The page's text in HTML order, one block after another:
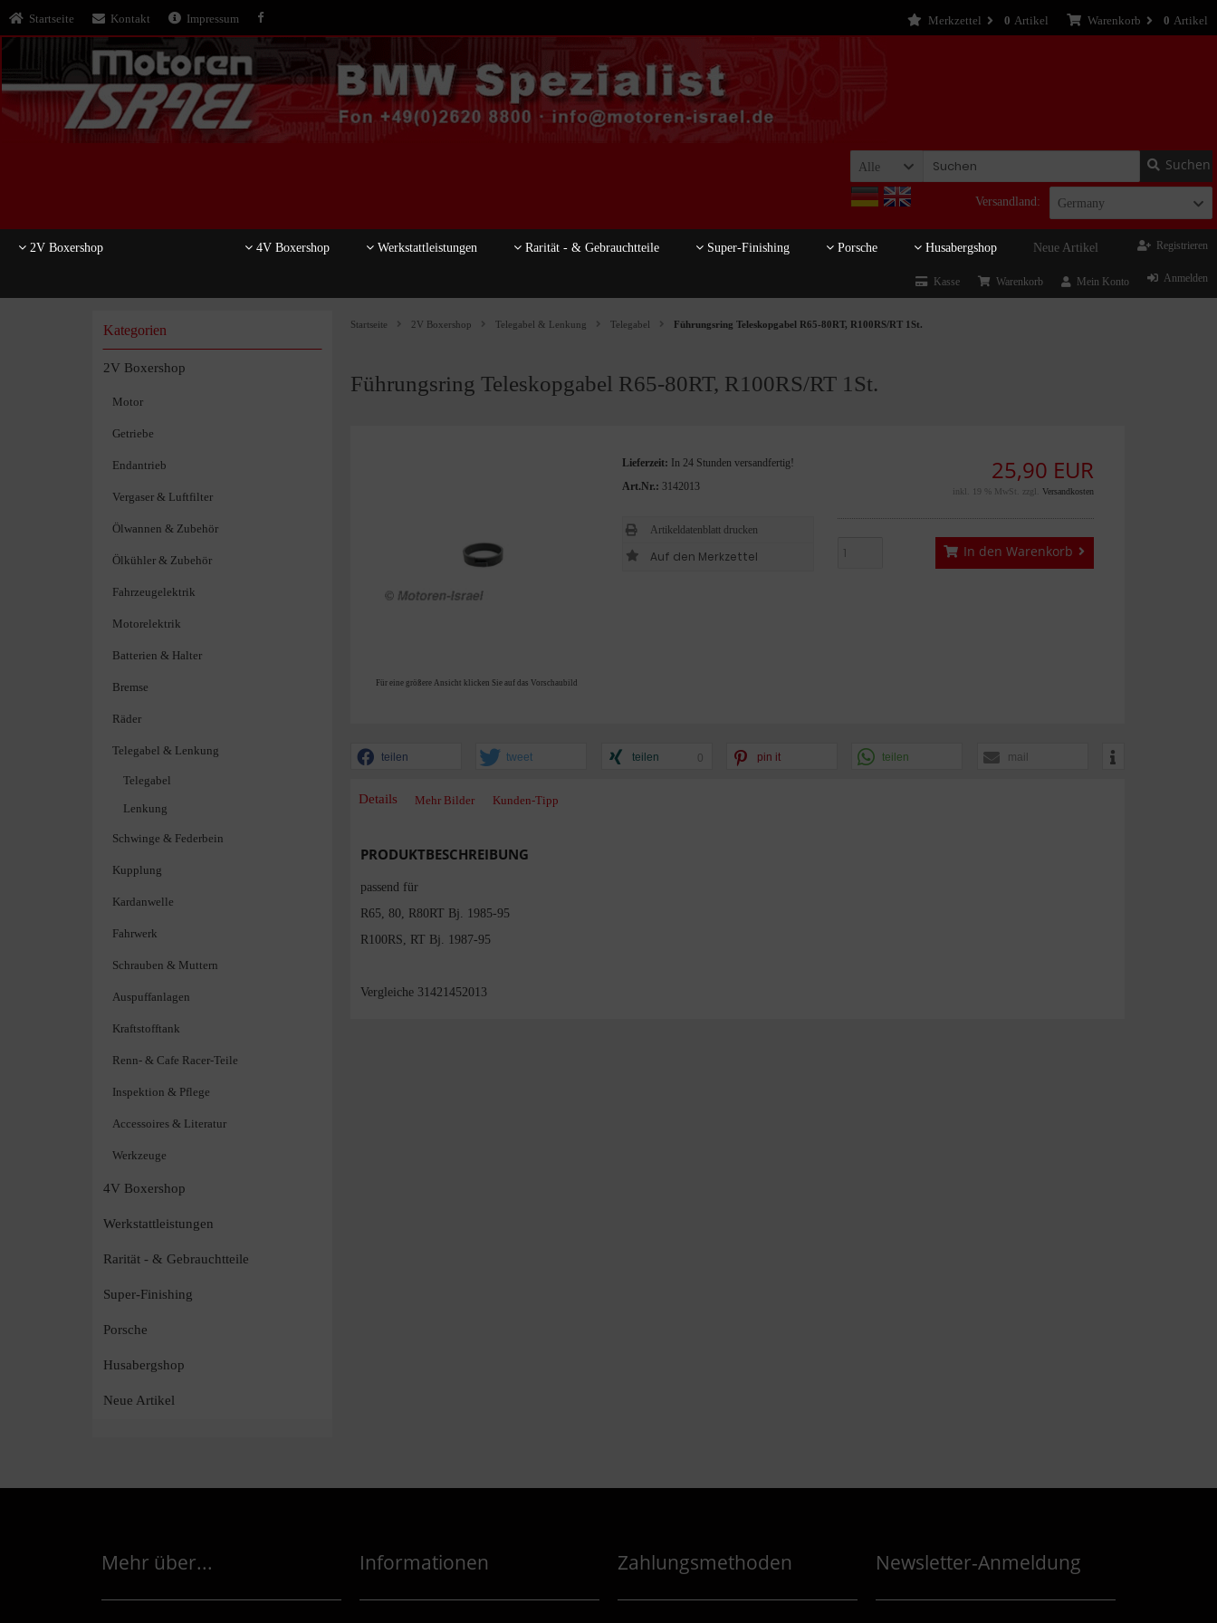
Startseite Kontakt Impressum Warenkorb 0 Artikel
Merkzettel 0 Artikel
Alle Suchen
Versandland: Germany
2V Boxershop 4V Boxershop Werkstattleistungen Rarität - & Gebrauchtteile Super-Finishing Porsche Husabergshop Neue Artikel Registrieren
Anmelden
Mein Konto
Warenkorb
Kasse
Startseite 2V Boxershop Telegabel & Lenkung Telegabel Führungsring Teleskopgabel R65-80RT, R100RS/RT 1St.
Führungsring Teleskopgabel R65-80RT, R100RS/RT 1St.
Für eine größere Ansicht klicken Sie auf das Vorschaubild
25,90 EUR
inkl. 19 % MwSt. zzgl. Versandkosten
In den Warenkorb
Lieferzeit:
In 24 Stunden versandfertig!
Art.Nr.: 3142013
Artikeldatenblatt drucken
teilen tweet teilen 0 pin it teilen mail
Details Mehr Bilder Kunden-Tipp
PRODUKTBESCHREIBUNG
passend für
R65, 80, R80RT Bj. 1985-95
R100RS, RT Bj. 1987-95
Vergleiche 31421452013
Kategorien
2V Boxershop
Motor
Getriebe
Endantrieb
Vergaser & Luftfilter
Ölwannen & Zubehör
Ölkühler & Zubehör
Fahrzeugelektrik
Motorelektrik
Batterien & Halter
Bremse
Räder
Telegabel & Lenkung
Telegabel
Lenkung
Schwinge & Federbein
Kupplung
Kardanwelle
Fahrwerk
Schrauben & Muttern
Auspuffanlagen
Kraftstofftank
Renn- & Cafe Racer-Teile
Inspektion & Pflege
Accessoires & Literatur
Werkzeuge
4V Boxershop
Werkstattleistungen
Rarität - & Gebrauchtteile
Super-Finishing
Porsche
Husabergshop
Neue Artikel
Mehr über... Informationen Zahlungsmethoden Newsletter-Anmeldung